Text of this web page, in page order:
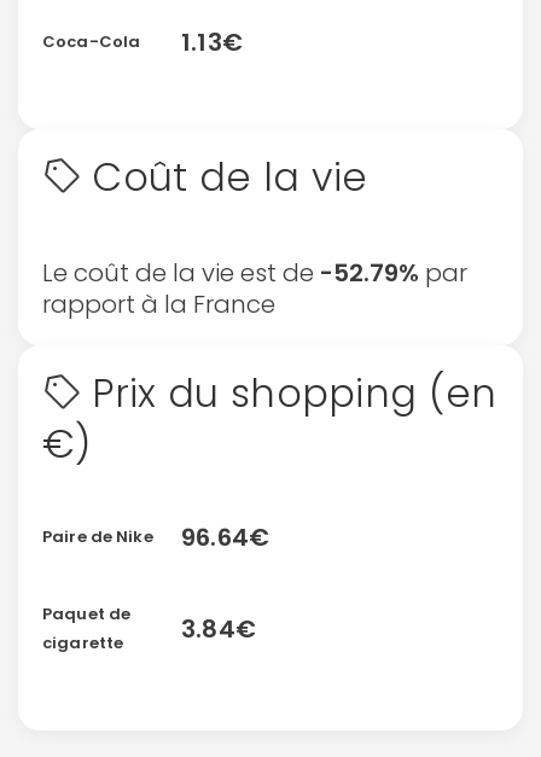
Coca-Cola 1.13€
Coût de la vie
Le coût de la vie est de -52.79% par
rapport à la France
Prix du shopping (en
€)
Paire de Nike 96.64€
Paquet de
cigarette
3.84€
Continuer avec Apple